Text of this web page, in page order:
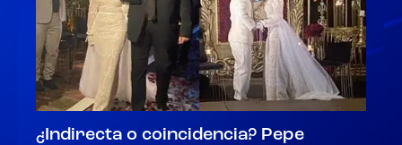
¿Indirecta o coincidencia? Pepe